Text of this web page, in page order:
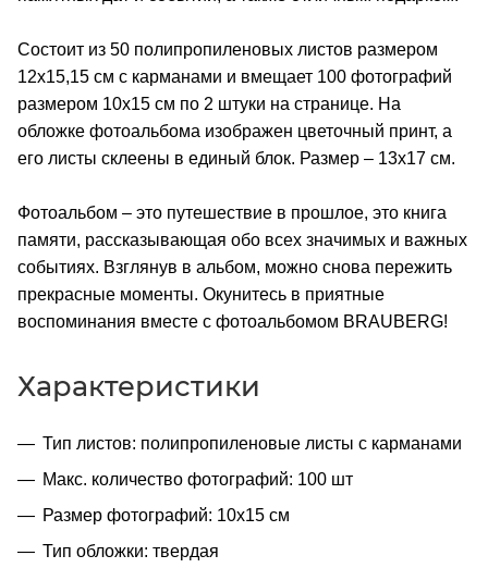
Состоит из 50 полипропиленовых листов размером
12х15,15 см с карманами и вмещает 100 фотографий
размером 10х15 см по 2 штуки на странице. На
обложке фотоальбома изображен цветочный принт, а
его листы склеены в единый блок. Размер – 13х17 см.
Фотоальбом – это путешествие в прошлое, это книга
памяти, рассказывающая обо всех значимых и важных
событиях. Взглянув в альбом, можно снова пережить
прекрасные моменты. Окунитесь в приятные
воспоминания вместе с фотоальбомом BRAUBERG!
Характеристики
Тип листов: полипропиленовые листы с карманами
Макс. количество фотографий: 100 шт
Размер фотографий: 10х15 см
Тип обложки: твердая